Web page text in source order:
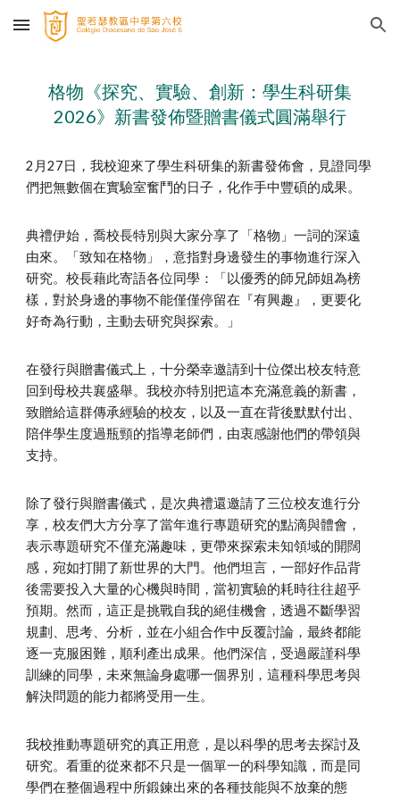
Skip to main content Skip to navigation
格物《探究、實驗、創新：學生科研集
2026》新書發佈暨贈書儀式圓滿舉行
2月27日，我校迎來了學生科研集的新書發佈會，見證同學
們把無數個在實驗室奮鬥的日子，化作手中豐碩的成果。
典禮伊始，喬校長特別與大家分享了「格物」一詞的深遠
由來。「致知在格物」，意指對身邊發生的事物進行深入
研究。校長藉此寄語各位同學：「以優秀的師兄師姐為榜
樣，對於身邊的事物不能僅僅停留在『有興趣』，更要化
好奇為行動，主動去研究與探索。」
在發行與贈書儀式上，十分榮幸邀請到十位傑出校友特意
回到母校共襄盛舉。我校亦特別把這本充滿意義的新書，
致贈給這群傳承經驗的校友，以及一直在背後默默付出、
陪伴學生度過瓶頸的指導老師們，由衷感謝他們的帶領與
支持。
除了發行與贈書儀式，是次典禮還邀請了三位校友進行分
享，校友們大方分享了當年進行專題研究的點滴與體會，
表示專題研究不僅充滿趣味，更帶來探索未知領域的開闊
感，宛如打開了新世界的大門。他們坦言，一部好作品背
後需要投入大量的心機與時間，當初實驗的耗時往往超乎
預期。然而，這正是挑戰自我的絕佳機會，透過不斷學習
規劃、思考、分析，並在小組合作中反覆討論，最終都能
逐一克服困難，順利產出成果。他們深信，受過嚴謹科學
訓練的同學，未來無論身處哪一個界別，這種科學思考與
解決問題的能力都將受用一生。
我校推動專題研究的真正用意，是以科學的思考去探討及
研究。看重的從來都不只是一個單一的科學知識，而是同
學們在整個過程中所鍛鍊出來的各種技能與不放棄的態